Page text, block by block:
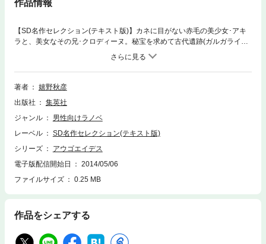
作品情報
【SD名作セレクション(テキスト版)】カネに目がない赤毛の美少女･アキ
ラと、美女なその兄･クロディーヌ。秘宝を求めて古代遺跡(ガルガライラ)
にもぐったふたりは、そこで奇妙な石を発見する。ところが、うっかりそ
れを呑み込んでしまったアキラのヘソが突然喋り出して…ナゾのヘソ野郎
に取り憑かれ、おまけに命まで狙われるハメになった美人姉妹(?)の運命や
いかに!? ビミョーな兄妹愛+魔神(アウゴエイデス)の、ヘソ萌えアクション
著者
嬉野秋彦
出版社
集英社
ジャンル
男性向けラノベ
レーベル
SD名作セレクション(テキスト版)
シリーズ
アウゴエイデス
電子版配信開始日
2014/05/06
ファイルサイズ
0.25 MB
作品をシェアする